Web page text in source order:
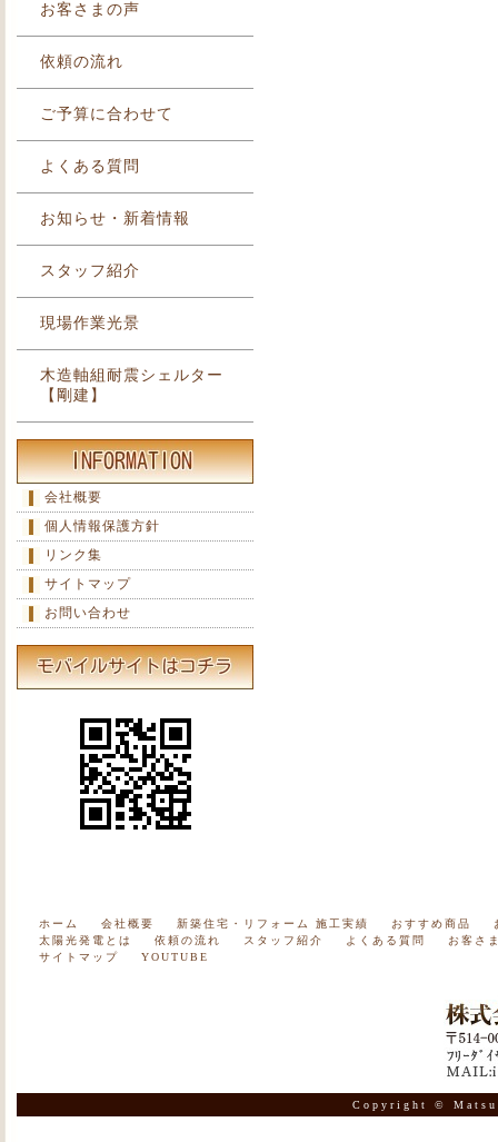
お客さまの声
依頼の流れ
ご予算に合わせて
よくある質問
お知らせ・新着情報
スタッフ紹介
現場作業光景
木造軸組耐震シェルター
【剛建】
会社概要
個人情報保護方針
リンク集
サイトマップ
お問い合わせ
ホーム 会社概要 新築住宅・リフォーム 施工実績 おすすめ商品
太陽光発電とは
依頼の流れ スタッフ紹介 よくある質問
お客さ
サイトマップ
YOUTUBE
Copyright ©